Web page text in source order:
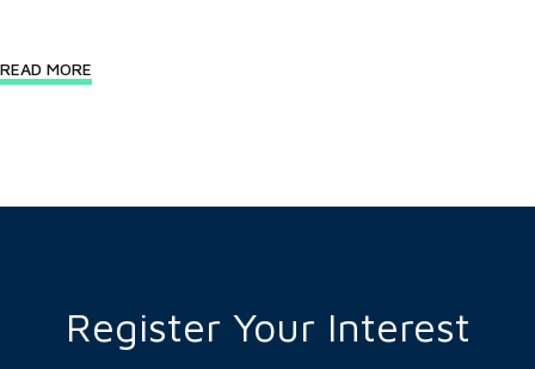
READ MORE
Register Your Interest